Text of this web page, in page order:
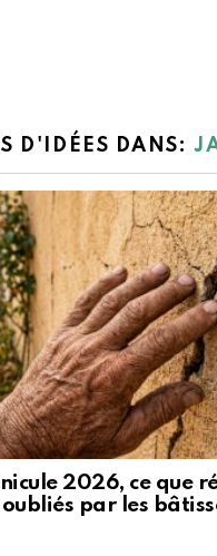
D'IDÉES DANS:
2026, ce que
par les